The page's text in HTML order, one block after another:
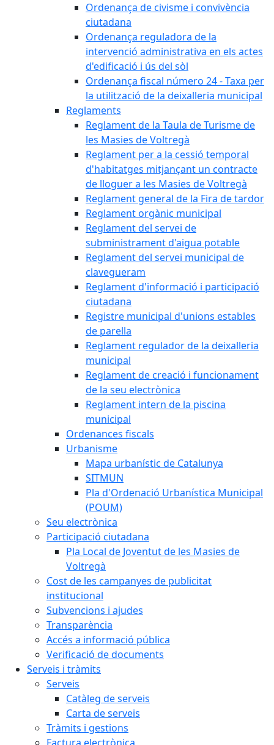
Ordenança de civisme i convivència
ciutadana
Ordenança reguladora de la
intervenció administrativa en els actes
d'edificació i ús del sòl
Ordenança fiscal número 24 - Taxa per
la utilització de la deixalleria municipal
Reglaments
Reglament de la Taula de Turisme de
les Masies de Voltregà
Reglament per a la cessió temporal
d'habitatges mitjançant un contracte
de lloguer a les Masies de Voltregà
Reglament general de la Fira de tardor
Reglament orgànic municipal
Reglament del servei de
subministrament d'aigua potable
Reglament del servei municipal de
clavegueram
Reglament d'informació i participació
ciutadana
Registre municipal d'unions estables
de parella
Reglament regulador de la deixalleria
municipal
Reglament de creació i funcionament
de la seu electrònica
Reglament intern de la piscina
municipal
Ordenances fiscals
Urbanisme
Mapa urbanístic de Catalunya
SITMUN
Pla d'Ordenació Urbanística Municipal
(POUM)
Seu electrònica
Participació ciutadana
Pla Local de Joventut de les Masies de
Voltregà
Cost de les campanyes de publicitat
institucional
Subvencions i ajudes
Transparència
Accés a informació pública
Verificació de documents
Serveis i tràmits
Serveis
Catàleg de serveis
Carta de serveis
Tràmits i gestions